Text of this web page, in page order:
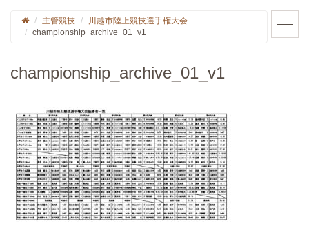
主管競技
川越市陸上競技選手権大会
championship_archive_01_v1
championship_archive_01_v1